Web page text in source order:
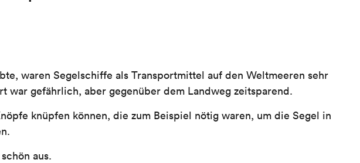
waren Segelschiffe als Transportmittel auf den Weltmeeren sehr
war gefährlich, aber gegenüber dem Landweg zeitsparend.
knüpfen können, die zum Beispiel nötig waren, um die Segel in
aus.